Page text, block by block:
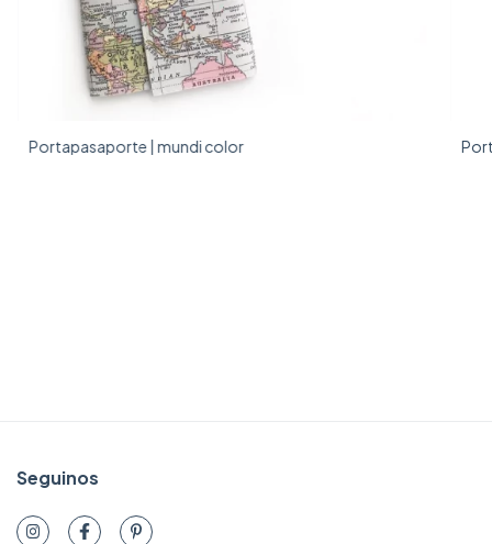
Portapasaporte | mundi color
Seguinos